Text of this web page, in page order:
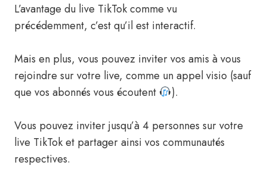
L’avantage du live TikTok comme vu
précédemment, c’est qu’il est interactif.
Mais en plus, vous pouvez inviter vos amis à vous
rejoindre sur votre live, comme un appel visio (sauf
que vos abonnés vous écoutent
).
Vous pouvez inviter jusqu’à 4 personnes sur votre
live TikTok et partager ainsi vos communautés
respectives.